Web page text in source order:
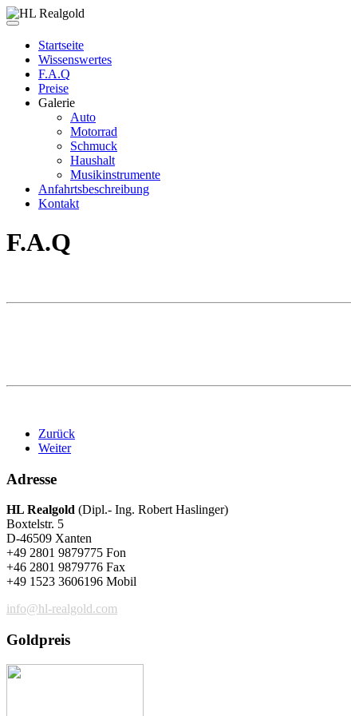
Startseite
Wissenswertes
F.A.Q
Preise
Galerie
Auto
Motorrad
Schmuck
Haushalt
Musikinstrumente
Anfahrtsbeschreibung
Kontakt
F.A.Q
Zurück
Weiter
Adresse
HL Realgold (Dipl.- Ing. Robert Haslinger)
Boxtelstr. 5
D-46509 Xanten
+49 2801 9879775 Fon
+46 2801 9879776 Fax
+49 1523 3606196 Mobil
info@hl-realgold.com
Goldpreis